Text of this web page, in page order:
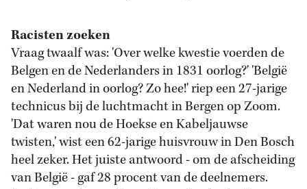
Racisten zoeken
Vraag twaalf was: 'Over welke kwestie voerden de
Belgen en de Nederlanders in 1831 oorlog?' 'België
en Nederland in oorlog? Zo hee!' riep een 27-jarige
technicus bij de luchtmacht in Bergen op Zoom.
'Dat waren nou de Hoekse en Kabeljauwse
twisten,' wist een 62-jarige huisvrouw in Den Bosch
heel zeker. Het juiste antwoord - om de afscheiding
van België - gaf 28 procent van de deelnemers.